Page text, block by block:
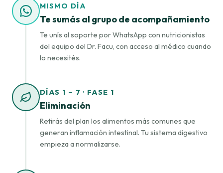
MISMO DÍA
Te sumás al grupo de acompañamiento
Te unís al soporte por WhatsApp con nutricionistas
del equipo del Dr. Facu, con acceso al médico cuando
lo necesités.
DÍAS 1 – 7 · FASE 1
Eliminación
Retirás del plan los alimentos más comunes que
generan inflamación intestinal. Tu sistema digestivo
empieza a normalizarse.